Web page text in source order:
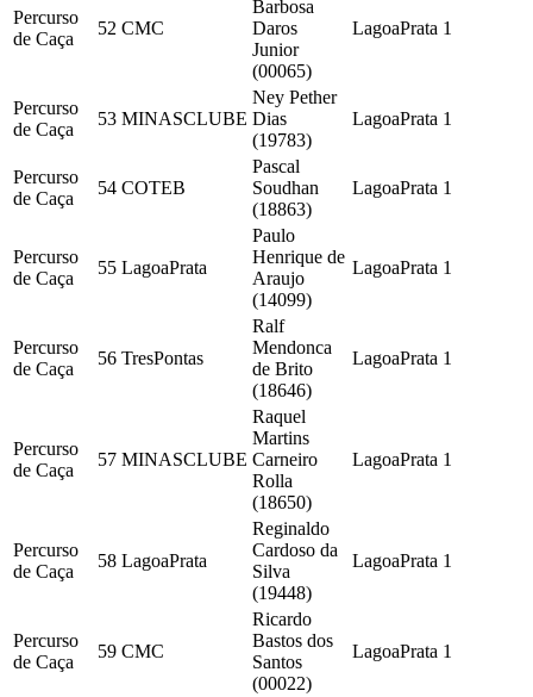
Percurso
de Caça
52 CMC
Barbosa
Daros
Junior
(00065)
LagoaPrata 1
Percurso
de Caça
53 MINASCLUBE
Ney Pether
Dias
(19783)
LagoaPrata 1
Percurso
de Caça
54 COTEB
Pascal
Soudhan
(18863)
LagoaPrata 1
Percurso
de Caça
55 LagoaPrata
Paulo
Henrique de
Araujo
(14099)
LagoaPrata 1
Percurso
de Caça
56 TresPontas
Ralf
Mendonca
de Brito
(18646)
LagoaPrata 1
Percurso
de Caça
57 MINASCLUBE
Raquel
Martins
Carneiro
Rolla
(18650)
LagoaPrata 1
Percurso
de Caça
58 LagoaPrata
Reginaldo
Cardoso da
Silva
(19448)
LagoaPrata 1
Percurso
de Caça
59 CMC
Ricardo
Bastos dos
Santos
(00022)
LagoaPrata 1